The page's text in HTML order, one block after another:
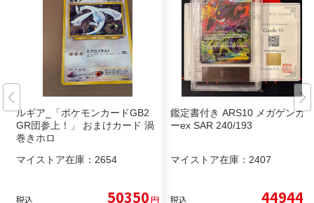
ルギア_「ポケモンカードGB2
GR団参上！」 おまけカード 渦
巻きホロ
マイストア在庫： 2654
税込 50350円
鑑定書付き ARS10 メガゲンガ
ーex SAR 240/193
マイストア在庫： 2407
税込 44944